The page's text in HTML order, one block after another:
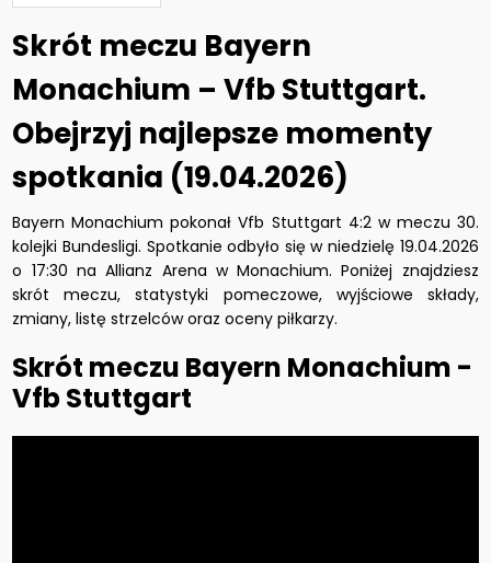
Skrót meczu Bayern
Monachium – Vfb Stuttgart.
Obejrzyj najlepsze momenty
spotkania (19.04.2026)
Bayern Monachium pokonał Vfb Stuttgart 4:2 w meczu 30.
kolejki Bundesligi. Spotkanie odbyło się w niedzielę 19.04.2026
o 17:30 na Allianz Arena w Monachium. Poniżej znajdziesz
skrót meczu, statystyki pomeczowe, wyjściowe składy,
zmiany, listę strzelców oraz oceny piłkarzy.
Skrót meczu Bayern Monachium -
Vfb Stuttgart